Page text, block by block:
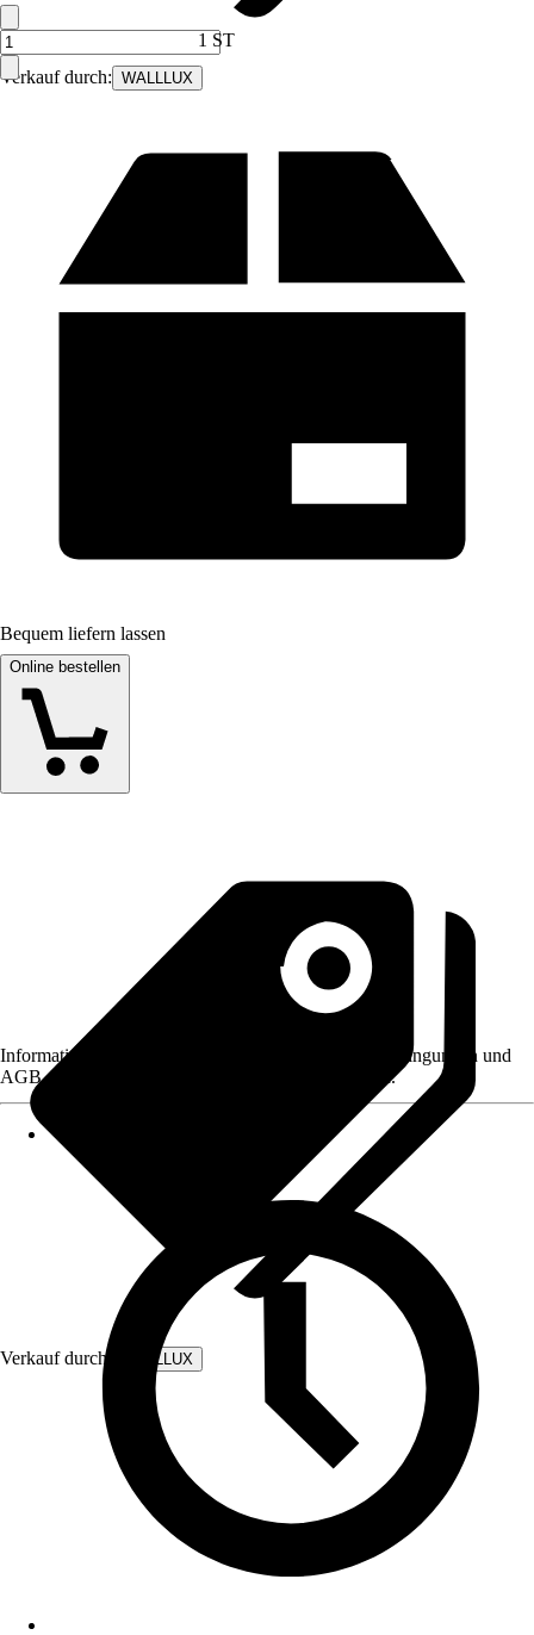
Verkauf durch: WALLLUX
1 ST
Bequem liefern lassen
Online bestellen
Verkauf durch: WALLLUX
Informationen des Verkäufers, wie z. B. Rückgabebedingungen und
AGB, finden Sie bei Klick auf den Verkäufernamen.